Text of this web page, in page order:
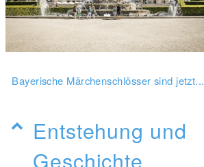
Bayerische Märchenschlösser sind jetzt...
Entstehung und
Geschichte